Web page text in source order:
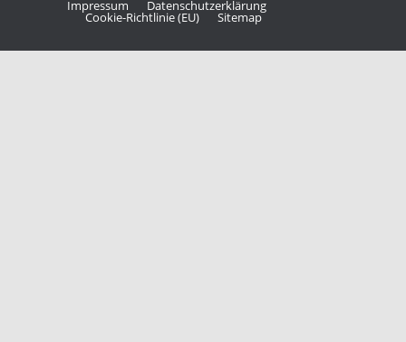
Impres­sum
Daten­schutz­er­klä­rung
Coo­kie-Rich­t­­li­­nie (EU) Site­map